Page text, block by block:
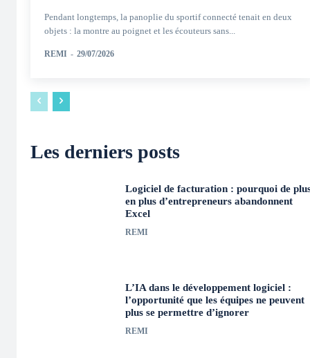
Pendant longtemps, la panoplie du sportif connecté tenait en deux
objets : la montre au poignet et les écouteurs sans...
REMI - 29/07/2026
Les derniers posts
Logiciel de facturation : pourquoi de
en plus d’entrepreneurs abandonnent
Excel
REMI
L’IA dans le développement logiciel :
l’opportunité que les équipes ne peuvent
plus se permettre d’ignorer
REMI